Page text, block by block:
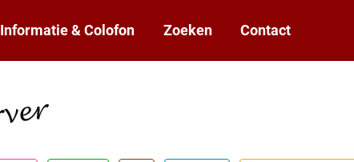
Informatie & Colofon Zoeken Contact